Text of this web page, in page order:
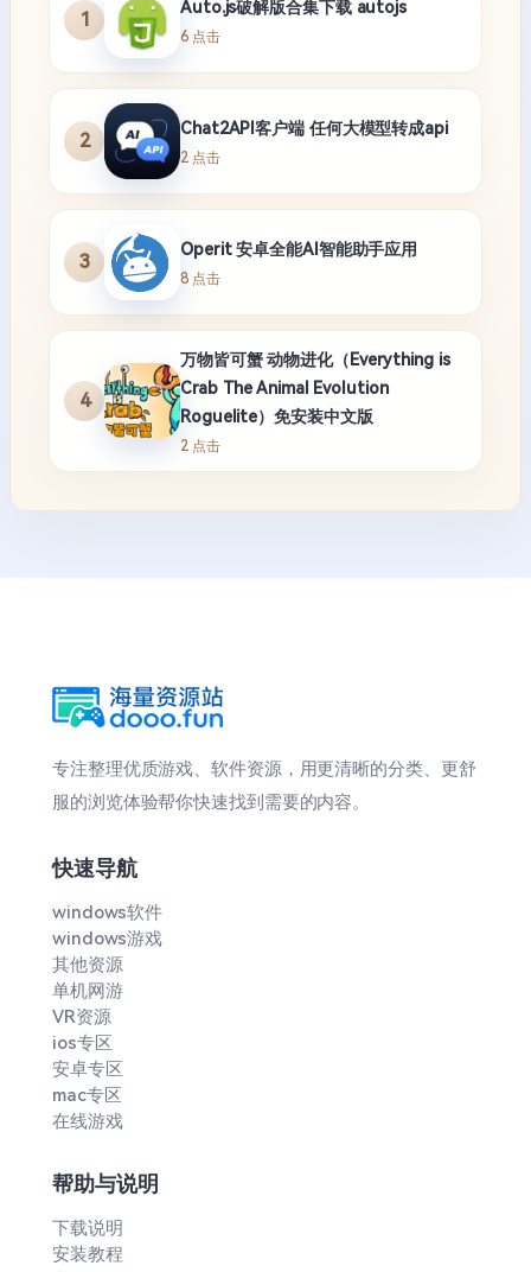
1
Auto.js破解版合集下载 autojs
6 点击
2
Chat2API客户端 任何大模型转成api
2 点击
3
Operit 安卓全能AI智能助手应用
8 点击
4
万物皆可蟹 动物进化（Everything is
Crab The Animal Evolution
Roguelite）免安装中文版
2 点击
专注整理优质游戏、软件资源，用更清晰的分类、更舒
服的浏览体验帮你快速找到需要的内容。
快速导航
windows软件
windows游戏
其他资源
单机网游
VR资源
ios专区
安卓专区
mac专区
在线游戏
帮助与说明
下载说明
安装教程